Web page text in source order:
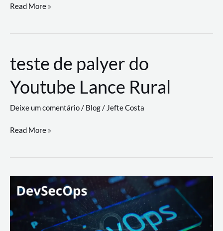
GitHub
revoluciona
de
trabalho
com
a
workflows
Read More »
teste de palyer do
Youtube Lance Rural
Deixe um comentário/ Blog/ Jefte Costa
teste
palyer
Lance
Rural
Read More »